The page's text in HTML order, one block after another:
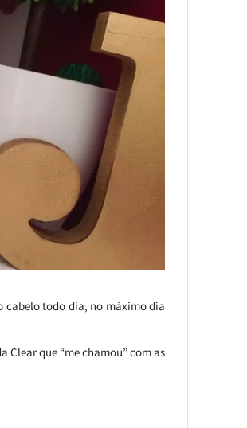
cabelo todo dia, no máximo dia
Clear que “me chamou” com as